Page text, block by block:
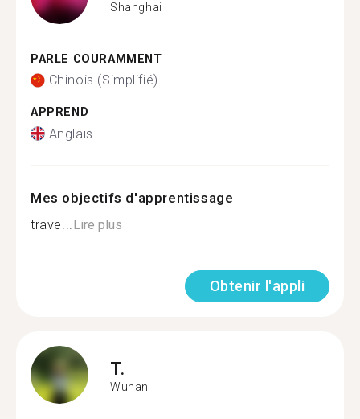
Shanghai
PARLE COURAMMENT
Chinois (Simplifié)
APPREND
Anglais
Mes objectifs d'apprentissage
trave... Lire plus
Obtenir l'appli
T.
Wuhan